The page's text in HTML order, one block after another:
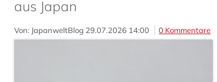
aus Japan
Von: JapanweltBlog 29.07.2026 14:00 0 Kommentare